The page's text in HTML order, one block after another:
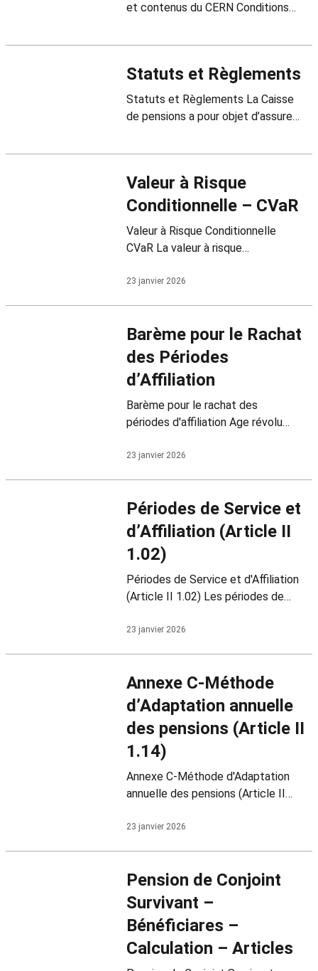
et contenus du CERN Conditions
audiovisuels du CERN → Contenus
Statuts et Règlements
Statuts et Règlements La Caisse
de pensions a pour objet d’assurer
que les membres de leur famille,
économiques de l’invalidité, de la
vieillesse et du décès.
Valeur à Risque
Conditionnelle – CVaR
Valeur à Risque Conditionnelle
CVaR La valeur à risque
appelée « perte attendue »,
23 janvier 2026
Barème pour le Rachat
des Périodes
d’Affiliation
Barème pour le rachat des
périodes d'affiliation Age révolu
Personnes déjà membres de la
23 janvier 2026
Périodes de Service et
d’Affiliation (Article II
1.02)
Périodes de Service et d'Affiliation
(Article II 1.02) Les périodes de
calculées en années, mois et jours
23 janvier 2026
Annexe C-Méthode
d’Adaptation annuelle
des pensions (Article II
1.14)
Annexe C-Méthode d'Adaptation
annuelle des pensions (Article II
23 janvier 2026
Pension de Conjoint
Survivant –
Bénéficiares –
Calculation – Articles